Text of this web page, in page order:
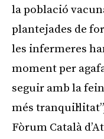
la població
plantejades de
les infermeres
moment per
seguir amb la
més
Fòrum Català